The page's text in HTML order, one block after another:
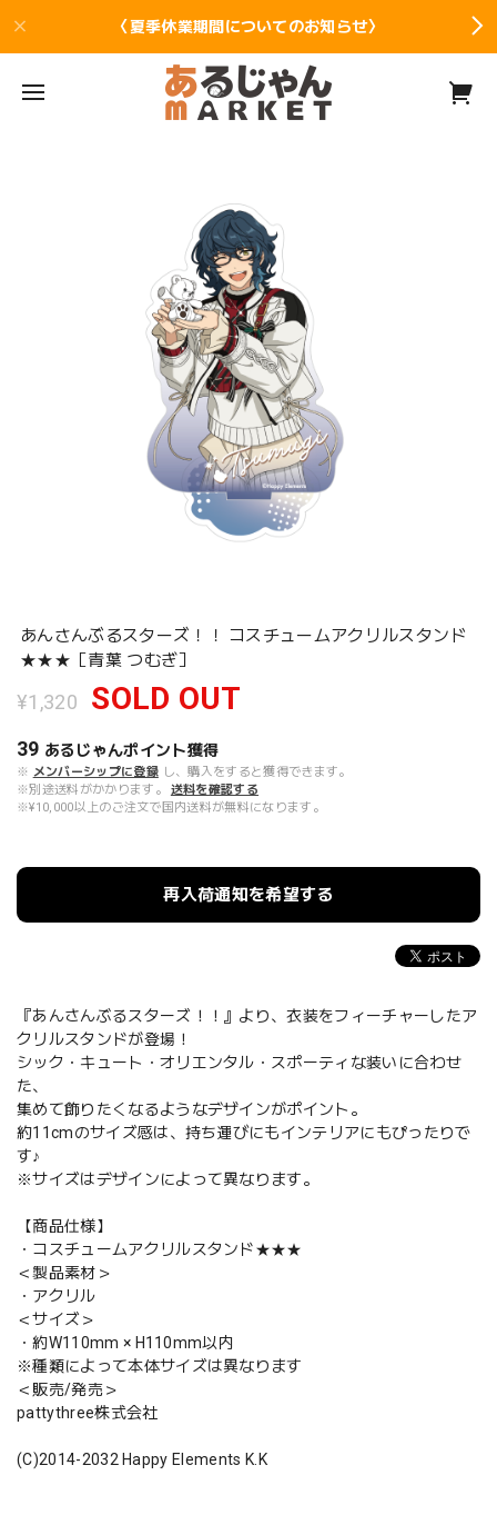
〈夏季休業期間についてのお知らせ〉
あんさんぶるスターズ！！ コスチュームアクリルスタンド
★★★［青葉 つむぎ］
¥1,320 SOLD OUT
39 あるじゃんポイント獲得
※ メンバーシップに登録 し、購入をすると獲得できます。
※別途送料がかかります。
送料を確認する
※¥10,000以上のご注文で国内送料が無料になります。
再入荷通知を希望する
『あんさんぶるスターズ！！』より、衣装をフィーチャーしたア
クリルスタンドが登場！
シック・キュート・オリエンタル・スポーティな装いに合わせ
た、
集めて飾りたくなるようなデザインがポイント。
約11cmのサイズ感は、持ち運びにもインテリアにもぴったりで
す♪
※サイズはデザインによって異なります。
【商品仕様】
・コスチュームアクリルスタンド★★★
＜製品素材＞
・アクリル
＜サイズ＞
・約W110mm × H110mm以内
※種類によって本体サイズは異なります
＜販売/発売＞
pattythree株式会社
(C)2014-2032 Happy Elements K.K